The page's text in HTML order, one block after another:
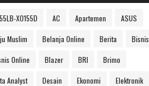
XO155D AC Apartemen ASUS
Muslim Belanja Online Berita Bisnis
Online Blazer BRI Brimo
Analyst Desain Ekonomi Elektronik